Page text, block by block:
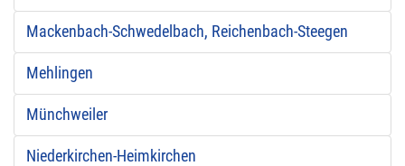
Mackenbach-Schwedelbach, Reichenbach-Steegen
Mehlingen
Münchweiler
Niederkirchen-Heimkirchen